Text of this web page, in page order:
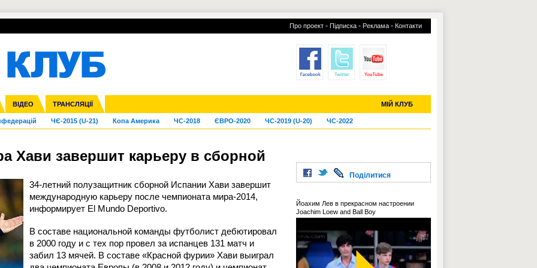
Про проект - Підписка - Реклама - Контакти
ВІДЕО ТРАНСЛЯЦІЇ МІЙ КЛУБ
ліга Кубок України Молодіжка
Ліга націй Ліга конференцій
Франція Інші
ЧЄ-2015 (U-21) Копа Америка ЧС-2018 ЄВРО-2020 ЧС-2019 (U-20) ЧС-2022
УПЛ-ПЕРЕХОДИ УСІ ТРАНСФЕРИ
Хави завершит карьеру в сборной
34-летний полузащитник сборной Испании Хави завершит
международную карьеру после чемпионата мира-2014,
информирует El Mundo Deportivo.
В составе национальной команды футболист дебютировал
в 2000 году и с тех пор провел за испанцев 131 матч и
забил 13 мячей. В составе «Красной фурии» Хави выиграл
Поділитися
Йоахим Лев в прекрасном настроении
Joachim Loew and Ball Boy